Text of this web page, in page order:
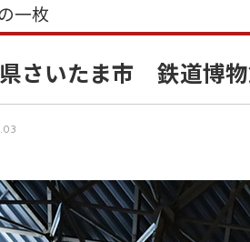
一枚
さいたま市 鉄道博